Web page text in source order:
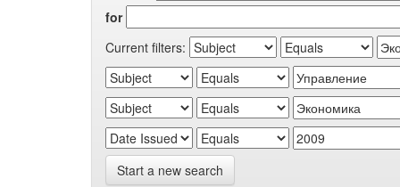
for
Current filters:
Start a new search